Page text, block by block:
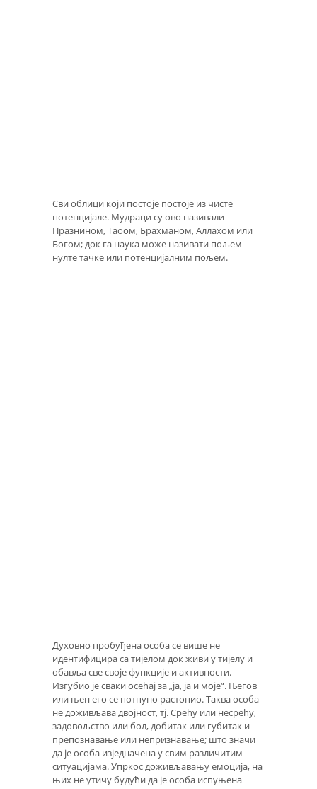
Сви облици који постоје постоје из чисте
потенцијале. Мудраци су ово називали
Празнином, Таоом, Брахманом, Аллахом или
Богом; док га наука може називати пољем
нулте тачке или потенцијалним пољем.
Духовно пробуђена особа се више не
идентифицира са тијелом док живи у тијелу и
обавља све своје функције и активности.
Изгубио је сваки осећај за „ја, ја и моје“. Његов
или њен его се потпуно растопио. Таква особа
не доживљава двојност, тј. Срећу или несрећу,
задовољство или бол, добитак или губитак и
препознавање или непризнавање; што значи
да је особа изједначена у свим различитим
ситуацијама. Упркос доживљавању емоција, на
њих не утичу будући да је особа испуњена